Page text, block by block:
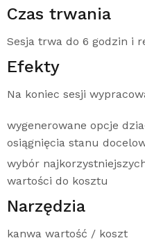
Czas trwania
Sesja trwa do 6 godzin i
Efekty
Na koniec sesji
wygenerowane opcje
osiągnięcia stanu
wybór
wartości do kosztu
Narzędzia
kanwa wartość / koszt